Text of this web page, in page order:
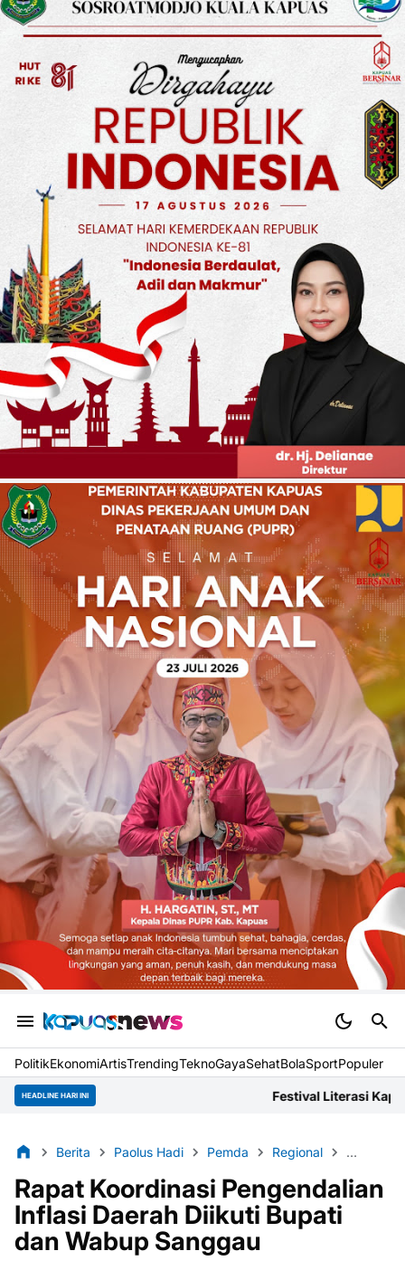
PolitikEkonomiArtisTrendingTeknoGayaSehatBolaSportPopuler
HEADLINE HARI INI Festival Literasi Kapuas Dokumentasikan
Berita Paolus Hadi Pemda Regional Sanggau
Rapat Koordinasi Pengendalian
Inflasi Daerah Diikuti Bupati
dan Wabup Sanggau